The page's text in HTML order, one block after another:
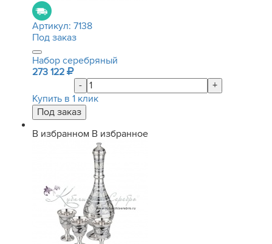
Артикул: 7138
Под заказ
Набор серебряный
273 122
-
+
Купить в 1 клик
В избранном В избранное